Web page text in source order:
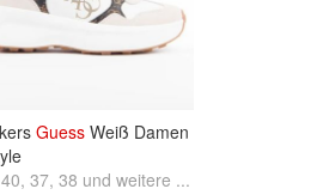
Guess Weiß Damen
40, 37, 38 und weitere ...